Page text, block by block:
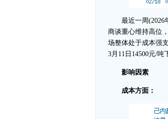
最近一周(2026年
商谈重心维持高位
场整体处于成本强
3月11日14500元/吨
影响因素
成本方面：